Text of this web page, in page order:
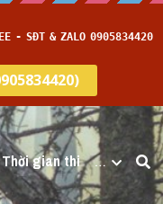
Thời gian thi …